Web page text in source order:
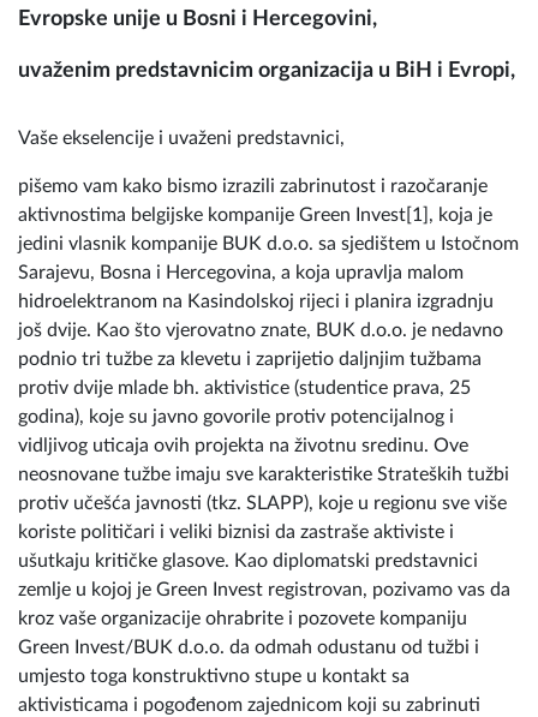
Evropske unije u Bosni i Hercegovini,
uvaženim predstavnicim organizacija u BiH i Evropi,
Vaše ekselencije i uvaženi predstavnici,
pišemo vam kako bismo izrazili zabrinutost i razočaranje
aktivnostima belgijske kompanije Green Invest[1], koja je
jedini vlasnik kompanije BUK d.o.o. sa sjedištem u Istočnom
Sarajevu, Bosna i Hercegovina, a koja upravlja malom
hidroelektranom na Kasindolskoj rijeci i planira izgradnju
još dvije. Kao što vjerovatno znate, BUK d.o.o. je nedavno
podnio tri tužbe za klevetu i zaprijetio daljnjim tužbama
protiv dvije mlade bh. aktivistice (studentice prava, 25
godina), koje su javno govorile protiv potencijalnog i
vidljivog uticaja ovih projekta na životnu sredinu. Ove
neosnovane tužbe imaju sve karakteristike Strateških tužbi
protiv učešća javnosti (tkz. SLAPP), koje u regionu sve više
koriste političari i veliki biznisi da zastraše aktiviste i
ušutkaju kritičke glasove. Kao diplomatski predstavnici
zemlje u kojoj je Green Invest registrovan, pozivamo vas da
kroz vaše organizacije ohrabrite i pozovete kompaniju
Green Invest/BUK d.o.o. da odmah odustanu od tužbi i
umjesto toga konstruktivno stupe u kontakt sa
aktivisticama i pogođenom zajednicom koji su zabrinuti